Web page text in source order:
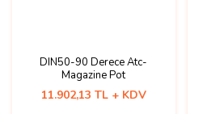
DIN50-90 Derece Atc-
Magazine Pot
11.902,13 TL + KDV